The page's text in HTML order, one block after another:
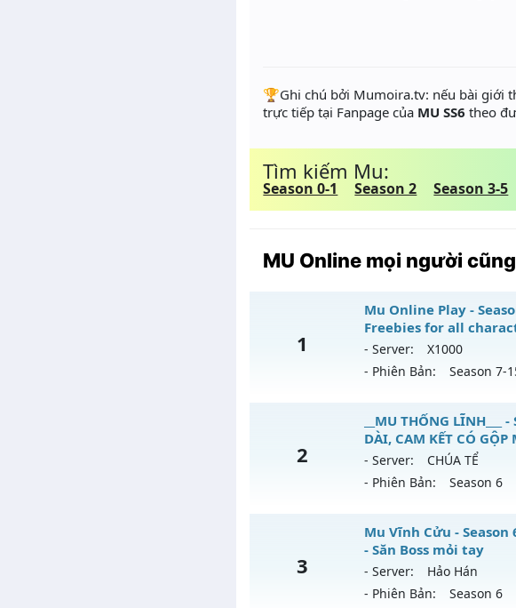
️🏆Ghi chú bởi Mumoira.tv: nếu bài giới
trực tiếp tại Fanpage của MU SS6 theo
Tìm kiếm Mu:
Season 0-1 Season 2 Season 3-5
MU Online mọi người
1
Mu Online Play -
Freebies for all
- Server: X1000
- Phiên Bản:
Season 7-
Mu Online Play -
Mu mới ra tháng
Exp: 1000x - Drop:
Thể loại: Mu
Antihack: AntiShield
2
__MU THỐNG
DÀI, CAM KẾT CÓ GỘP
- Server: CHÚA TỂ
- Phiên Bản:
Season 6
__MU THỐNG
Mu mới ra tháng
Exp: 300x - Drop: 20%
3
Mu Vĩnh Cửu - Season
- Săn Boss mỏi tay
- Server: Hảo Hán
- Phiên Bản:
Season 6